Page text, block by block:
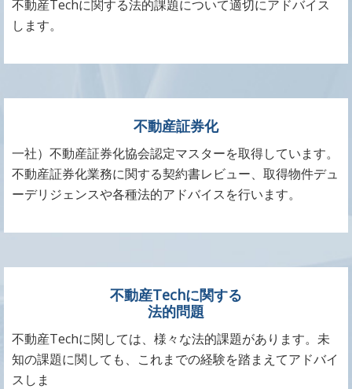
不動産Techに関する法的課題について適切にアドバイス
します。
不動産証券化
一社）不動産証券化協会認定マスターを取得しています。
不動産証券化業務に関する契約書レビュー、取得物件デュ
ーデリジェンスや各種法的アドバイスを行います。
不動産Techに関する
法的問題
不動産Techに関しては、様々な法的課題があります。未
知の課題に関しても、これまでの経験を踏まえてアドバイ
スしま